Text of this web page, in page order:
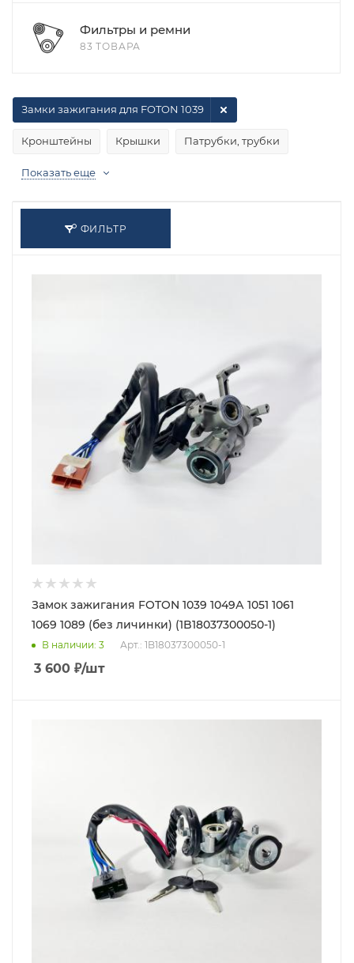
Фильтры и ремни
83 ТОВАРА
Кронштейны Крышки Патрубки, трубки
Замки зажигания для FOTON 1039
Показать еще
ФИЛЬТР
Замок зажигания FOTON 1039 1049А 1051 1061
1069 1089 (без личинки) (1B18037300050-1)
В наличии: 3 Арт.: 1B18037300050-1
3 600 ₽/шт